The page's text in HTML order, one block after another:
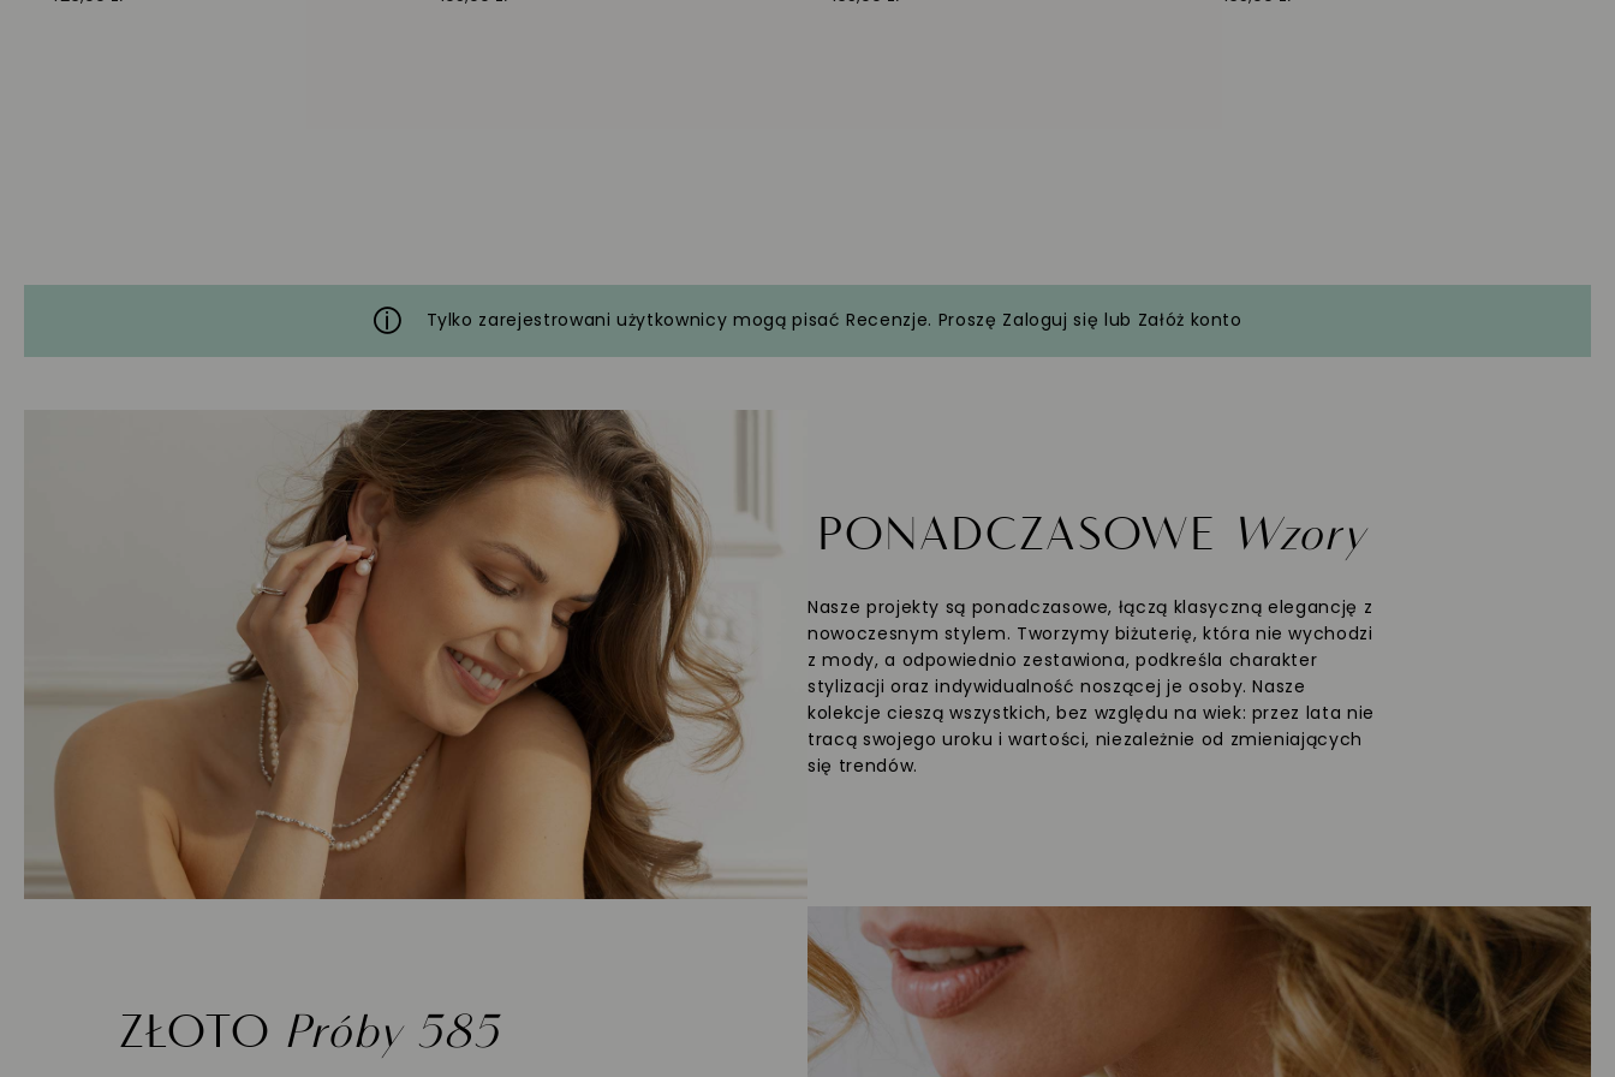
Tylko zarejestrowani użytkownicy mogą pisać Recenzje. Proszę Zaloguj się lub Załóż konto
PONADCZASOWE Wzory
Nasze projekty są ponadczasowe, łączą klasyczną elegancję z
nowoczesnym stylem. Tworzymy biżuterię, która nie wychodzi
z mody, a odpowiednio zestawiona, podkreśla charakter
stylizacji oraz indywidualność noszącej je osoby. Nasze
kolekcje cieszą wszystkich, bez względu na wiek: przez lata nie
tracą swojego uroku i wartości, niezależnie od zmieniających
się trendów.
ZŁOTO Próby 585